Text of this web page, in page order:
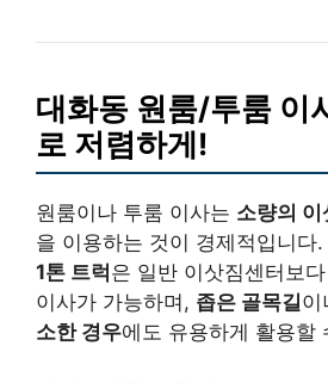
대화동 원룸/투룸 이
로 저렴하게!
원룸이나 투룸 이사는 소량의 이
을 이용하는 것이 경제적입니다.
1톤 트럭 은 일반 이삿짐센터보
이사가 가능하며, 좁은 골목길이
소한 경우에도 유용하게 활용할